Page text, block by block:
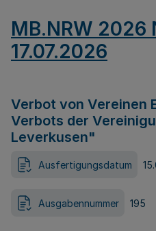
MB.NRW 2026
17.07.2026
Verbot von Vereinen
Verbots der
Leverkusen"
Ausfertigungsdatum
Ausgabennummer 195